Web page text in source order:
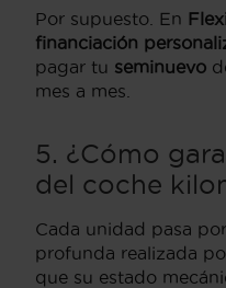
Por supuesto. En
financiación
pagar tu seminuevo
mes a mes.
5. ¿Cómo
del coche
Cada unidad pasa
profunda realizada
que su estado